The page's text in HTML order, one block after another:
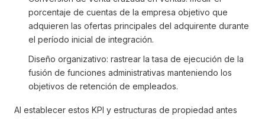
porcentaje de cuentas de la empresa objetivo que
adquieren las ofertas principales del adquirente durante
el período inicial de integración.
Diseño organizativo: rastrear la tasa de ejecución de la
fusión de funciones administrativas manteniendo los
objetivos de retención de empleados.
Al establecer estos KPI y estructuras de propiedad antes